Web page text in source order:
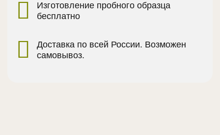
Изготовление пробного образца
бесплатно
Доставка по всей России. Возможен
самовывоз.